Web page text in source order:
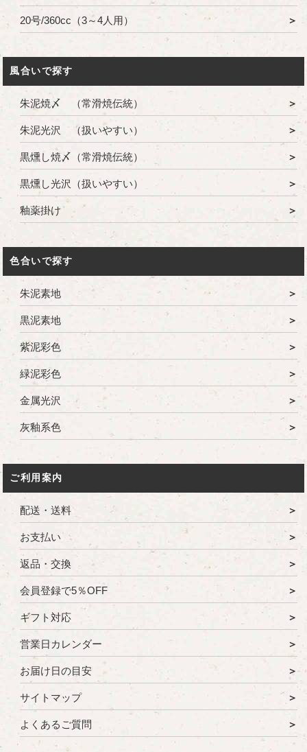
20号/360cc（3～4人用）
風合いで探す
朱泥焼〆 （常滑焼伝統）
朱泥光沢 （扱いやすい）
黒燻し焼〆（常滑焼伝統）
黒燻し光沢（扱いやすい）
釉薬掛け
色合いで探す
朱泥素地
黒泥素地
紫泥彩色
緑泥彩色
金属光沢
灰釉系色
ご利用案内
配送・送料
お支払い
返品・交換
会員登録で5％OFF
ギフト対応
営業日カレンダー
お届け日の目安
サイトマップ
よくあるご質問